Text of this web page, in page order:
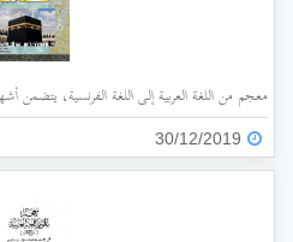
معجم من اللغة العربية إلى اللغة الفرنسية،
30/12/2019